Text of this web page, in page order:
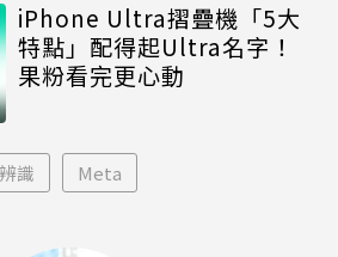
iPhone Ultra摺疊機「5大
特點」配得起Ultra名字！
果粉看完更心動
識 Meta